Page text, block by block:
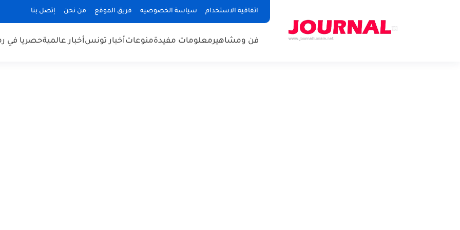
اتفاقية الاستخدام سياسة الخصوصيه فريق الموقع من نحن إتصل بنا
فن ومشاهيرمعلومات مفيدةمنوعاتأخبار تونسأخبار عالميةحصريا في